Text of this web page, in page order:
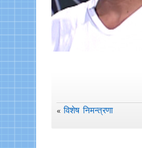
«विशेष निमन्त्रणा